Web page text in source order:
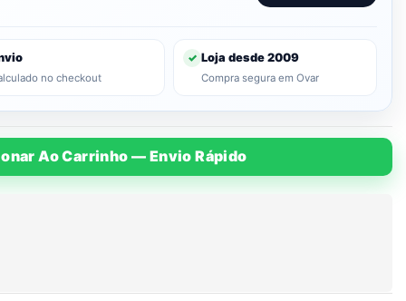
no checkout
✓ Loja desde 2009
Compra segura em Ovar
Ao Carrinho — Envio Rápido